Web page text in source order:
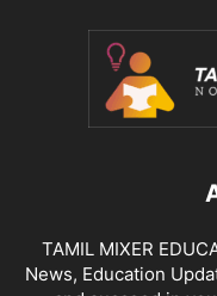
TAMIL MIXER
News, Education